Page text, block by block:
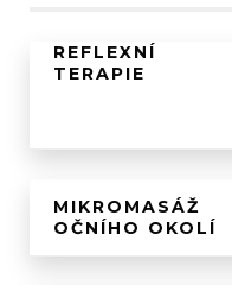
REFLEXNÍ
TERAPIE
MIKROMASÁŽ
OČNÍHO OKOLÍ